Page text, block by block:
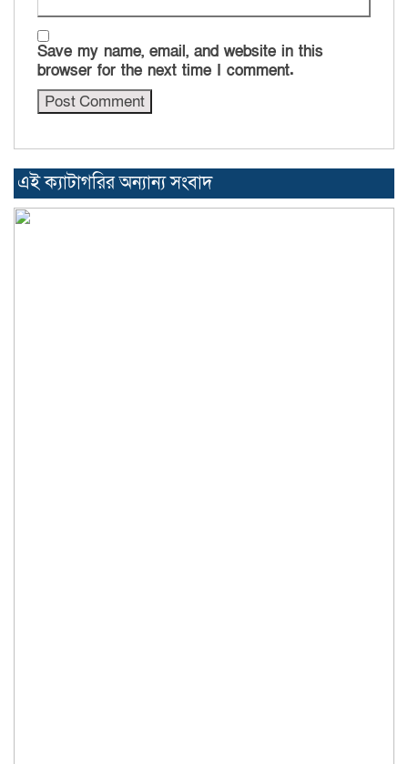
Save my name, email, and website in this
browser for the next time I comment.
এই ক্যাটাগরির অন্যান্য সংবাদ